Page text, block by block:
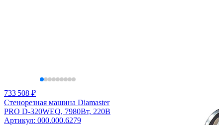
733 508 ₽
Стенорезная машина Diamaster
PRO D-320WEQ, 7980Вт, 220В
Артикул: 000.000.6279